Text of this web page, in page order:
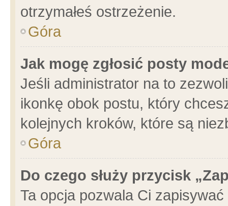
otrzymałeś ostrzeżenie.
Góra
Jak mogę zgłosić posty
Jeśli administrator na to
ikonkę obok postu, który
kolejnych kroków, które są
Góra
Do czego służy przycisk
Ta opcja pozwala Ci